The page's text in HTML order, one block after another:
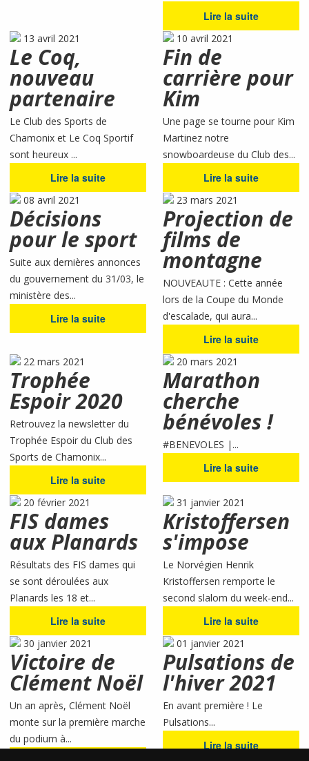
Lire la suite
13 avril 2021
Le Coq,
nouveau
partenaire
Le Club des Sports de
Chamonix et Le Coq Sportif
sont heureux ...
Lire la suite
10 avril 2021
Fin de
carrière pour
Kim
Une page se tourne pour Kim
Martinez notre
snowboardeuse du Club des...
Lire la suite
08 avril 2021
Décisions
pour le sport
Suite aux dernières annonces
du gouvernement du 31/03, le
ministère des...
Lire la suite
23 mars 2021
Projection de
films de
montagne
NOUVEAUTE : Cette année
lors de la Coupe du Monde
d'escalade, qui aura...
Lire la suite
22 mars 2021
Trophée
Espoir 2020
Retrouvez la newsletter du
Trophée Espoir du Club des
Sports de Chamonix...
Lire la suite
20 mars 2021
Marathon
cherche
bénévoles !
#BENEVOLES |...
Lire la suite
20 février 2021
FIS dames
aux Planards
Résultats des FIS dames qui
se sont déroulées aux
Planards les 18 et...
Lire la suite
31 janvier 2021
Kristoffersen
s'impose
Le Norvégien Henrik
Kristoffersen remporte le
second slalom du week-end...
Lire la suite
30 janvier 2021
Victoire de
Clément Noël
Un an après, Clément Noël
monte sur la première marche
du podium à...
01 janvier 2021
Pulsations de
l'hiver 2021
En avant première ! Le
Pulsations...
Lire la suite